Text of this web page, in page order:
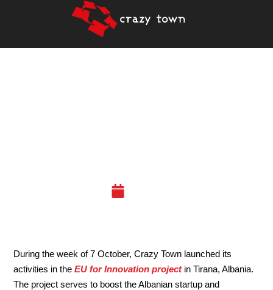
During the week of 7 October, Crazy Town launched its
activities in theEU for Innovation projectin Tirana, Albania.
The project serves to boost the Albanian startup and